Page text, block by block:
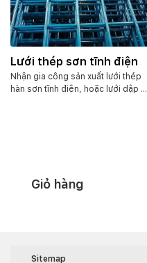
Lưới thép sơn tĩnh điện
Nhận gia công sản xuất lưới thép
hàn sơn tĩnh điện, hoặc lưới dập lỗ
Giỏ hàng
Sitemap